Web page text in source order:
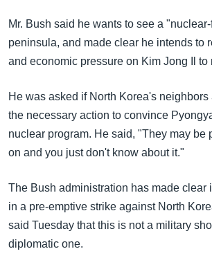
အ
စာမျက်နှာ
ကျော်
ကြည့်
ရန်
ရှာဖွေ
နေရာ
သို့
ကျော်
ရန်
သုတပဒေသာ အင်္ဂလိပ်စာ
Learning English
ဘာသာစကားများ
Mr. Bush said he wants to see a
peninsula, and made clear he intends to
and economic pressure on Kim Jong Il to
He was asked if North Korea's
the necessary action to convince
nuclear program. He said, "They may be
on and you just don't know about it."
The Bush administration has made clear
in a pre-emptive strike against North
said Tuesday that this is not a military
diplomatic one.